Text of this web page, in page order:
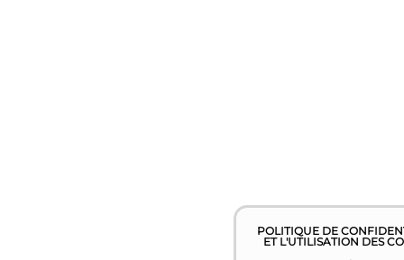
POLITIQUE DE
ET L'UTILISATION DES